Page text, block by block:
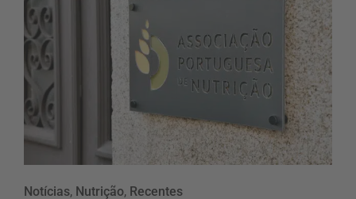
Notícias, Nutrição, Recentes